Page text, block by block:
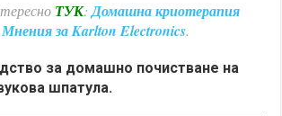
ТУК:Домашна криотерапия
Мнения за Karlton Electronics.
за домашно почистване на
шпатула.